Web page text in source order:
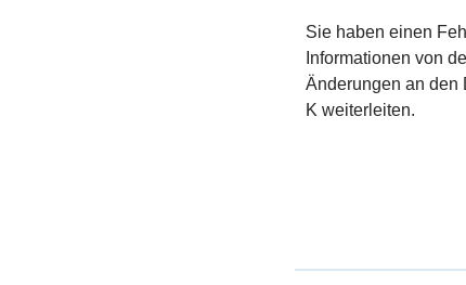
Sie haben einen
Informationen von
Änderungen an den
K weiterleiten.